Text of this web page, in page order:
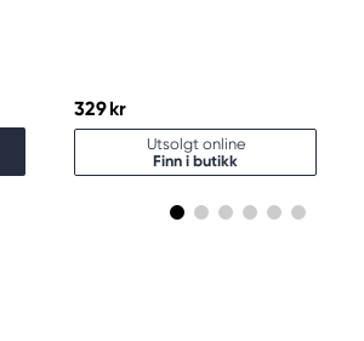
329 kr
Utsolgt online
Finn i butikk